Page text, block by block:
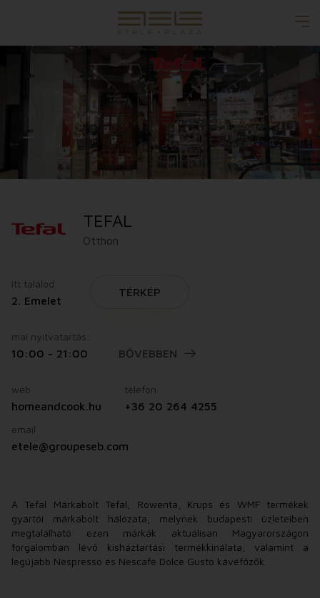
TEFAL
Otthon
itt találod
2. Emelet
TÉRKÉP
mai nyitvatartás:
10:00 - 21:00 BŐVEBBEN
web
homeandcook.hu
telefon
+36 20 264 4255
email
etele@groupeseb.com
A Tefal Márkabolt Tefal, Rowenta, Krups és WMF termékek
gyártói márkabolt hálózata, melynek budapesti üzleteiben
megtalálható ezen márkák aktuálisan Magyarországon
forgalomban lévő kisháztartási termékkínálata, valamint a
legújabb Nespresso és Nescafé Dolce Gusto kávéfőzők.